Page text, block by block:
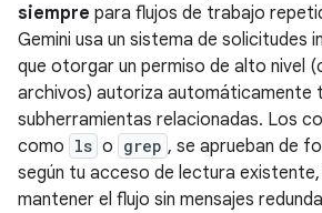
siempre para flujos de trabajo
Gemini usa un sistema de solicitudes
que otorgar un permiso de alto nivel
archivos) autoriza automáticamente
subherramientas relacionadas. Los
como ls o grep , se aprueban de
según tu acceso de lectura
mantener el flujo sin mensajes